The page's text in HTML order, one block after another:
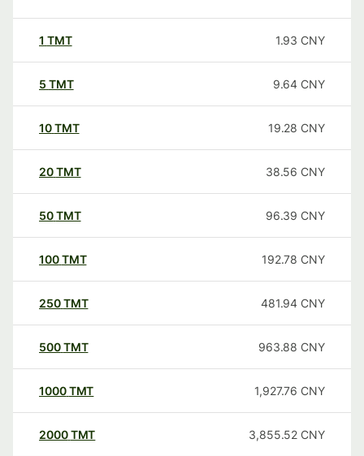
1 TMT 1.93 CNY
5 TMT 9.64 CNY
10TMT 19.28 CNY
20TMT 38.56 CNY
50TMT 96.39 CNY
100TMT 192.78 CNY
250TMT 481.94 CNY
500TMT 963.88 CNY
1000TMT 1,927.76 CNY
2000TMT 3,855.52 CNY